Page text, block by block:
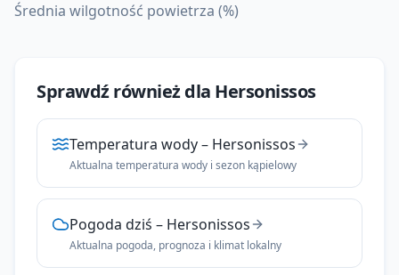
Średnia wilgotność powietrza (%)
Sprawdź również dla Hersonissos
Temperatura wody– Hersonissos
Aktualna temperatura wody i sezon kąpielowy
Pogoda dziś – Hersonissos
Aktualna pogoda, prognoza i klimat lokalny